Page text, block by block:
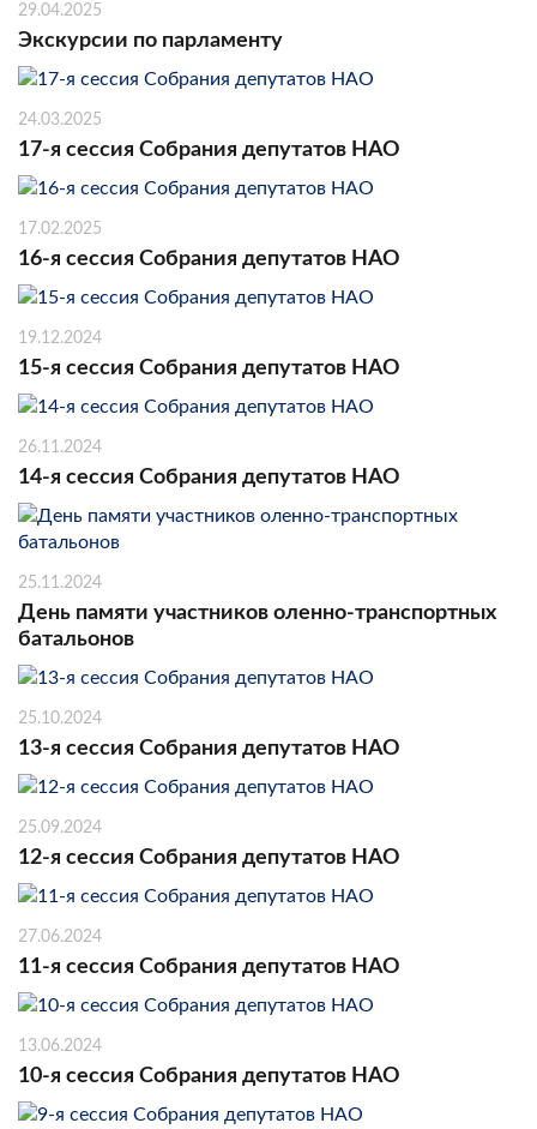
29.04.2025
Экскурсии по парламенту
24.03.2025
17-я сессия Собрания депутатов НАО
17.02.2025
16-я сессия Собрания депутатов НАО
19.12.2024
15-я сессия Собрания депутатов НАО
26.11.2024
14-я сессия Собрания депутатов НАО
25.11.2024
День памяти участников оленно-транспортных
батальонов
25.10.2024
13-я сессия Собрания депутатов НАО
25.09.2024
12-я сессия Собрания депутатов НАО
27.06.2024
11-я сессия Собрания депутатов НАО
13.06.2024
10-я сессия Собрания депутатов НАО